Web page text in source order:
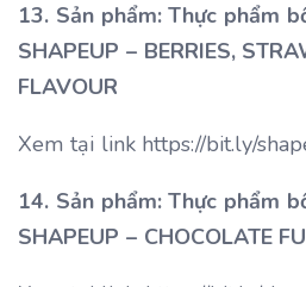
13. Sản phẩm: Thực phẩm
SHAPEUP – BERRIES,
FLAVOUR
Xem tại link https://bit.ly/
14. Sản phẩm: Thực phẩm
SHAPEUP – CHOCOLATE